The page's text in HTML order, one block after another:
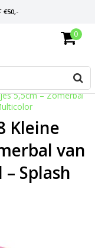
€50,-
BEDENKTIJD
0
5,5cm – Zomerbal
Kleine
van
Splash